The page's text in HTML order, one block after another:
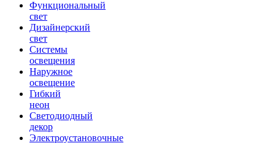
Функциональный
свет
Дизайнерский
свет
Системы
освещения
Наружное
освещение
Гибкий
неон
Светодиодный
декор
Электроустановочные